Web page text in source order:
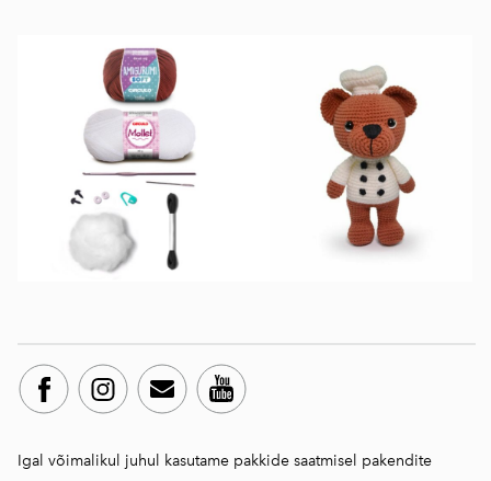
Igal võimalikul juhul kasutame pakkide saatmisel pakendite